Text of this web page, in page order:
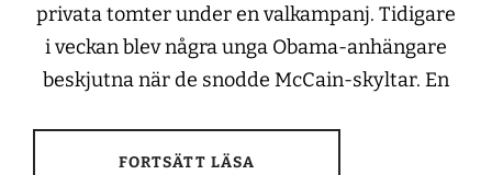
privata tomter under en valkampanj. Tidigare
i veckan blev några unga Obama-anhängare
beskjutna när de snodde McCain-skyltar. En
FORTSÄTT LÄSA